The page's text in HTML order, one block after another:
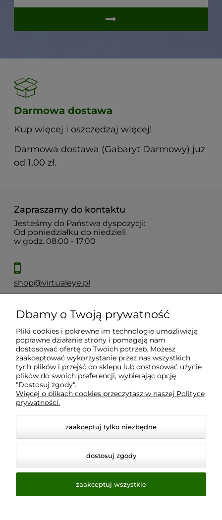
Darmowa dostawa
Kup więcej i oszczędzaj więcej!
Darmowa dostawa (Gabaryt Darmowy) już
od 1,00 zł.
Zapraszamy do kontaktu
Jesteśmy do Państwa dyspozycji:
Od poniedziałku do niedzieli
w godz. 08:00 - 17:00
shop@virtualeye.pl
Moje konto
Płatności i dostawa
Informacje
O nas
Dbamy o Twoją prywatność
Pliki cookies i pokrewne im technologie umożliwiają
poprawne działanie strony i pomagają nam
dostosować ofertę do Twoich potrzeb. Możesz
zaakceptować wykorzystanie przez nas wszystkich
tych plików i przejść do sklepu lub dostosować użycie
plików do swoich preferencji, wybierając opcję
"Dostosuj zgody".
Więcej o plikach cookies przeczytasz w naszej Polityce
prywatności.
zaakceptuj tylko niezbędne
dostosuj zgody
zaakceptuj wszystkie